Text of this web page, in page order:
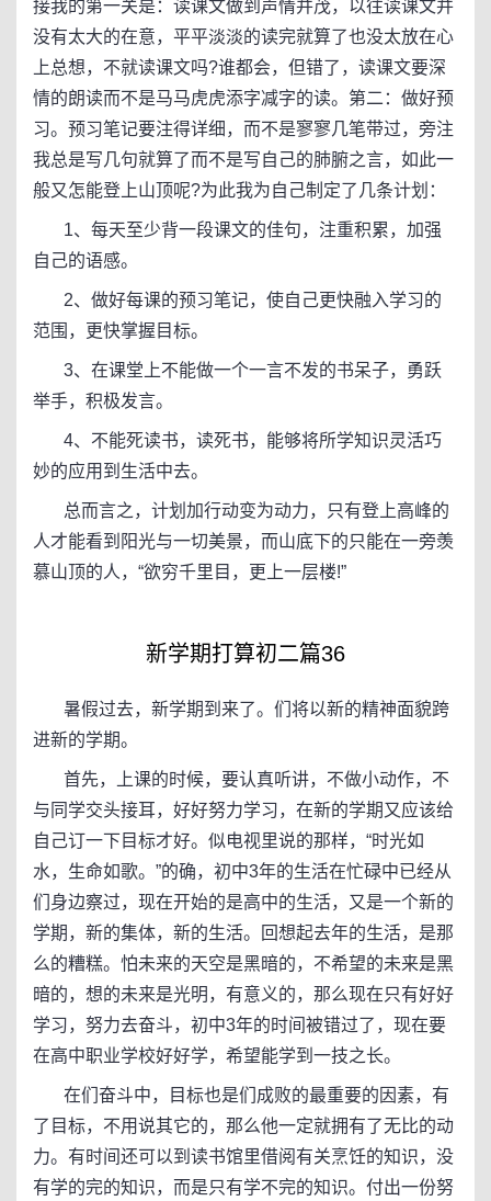
接我的第一关是：读课文做到声情并茂，以往读课文并
没有太大的在意，平平淡淡的读完就算了也没太放在心
上总想，不就读课文吗?谁都会，但错了，读课文要深
情的朗读而不是马马虎虎添字减字的读。第二：做好预
习。预习笔记要注得详细，而不是寥寥几笔带过，旁注
我总是写几句就算了而不是写自己的肺腑之言，如此一
般又怎能登上山顶呢?为此我为自己制定了几条计划：
1、每天至少背一段课文的佳句，注重积累，加强
自己的语感。
2、做好每课的预习笔记，使自己更快融入学习的
范围，更快掌握目标。
3、在课堂上不能做一个一言不发的书呆子，勇跃
举手，积极发言。
4、不能死读书，读死书，能够将所学知识灵活巧
妙的应用到生活中去。
总而言之，计划加行动变为动力，只有登上高峰的
人才能看到阳光与一切美景，而山底下的只能在一旁羡
慕山顶的人，“欲穷千里目，更上一层楼!”
新学期打算初二篇36
暑假过去，新学期到来了。们将以新的精神面貌跨
进新的学期。
首先，上课的时候，要认真听讲，不做小动作，不
与同学交头接耳，好好努力学习，在新的学期又应该给
自己订一下目标才好。似电视里说的那样，“时光如
水，生命如歌。”的确，初中3年的生活在忙碌中已经从
们身边察过，现在开始的是高中的生活，又是一个新的
学期，新的集体，新的生活。回想起去年的生活，是那
么的糟糕。怕未来的天空是黑暗的，不希望的未来是黑
暗的，想的未来是光明，有意义的，那么现在只有好好
学习，努力去奋斗，初中3年的时间被错过了，现在要
在高中职业学校好好学，希望能学到一技之长。
在们奋斗中，目标也是们成败的最重要的因素，有
了目标，不用说其它的，那么他一定就拥有了无比的动
力。有时间还可以到读书馆里借阅有关烹饪的知识，没
有学的完的知识，而是只有学不完的知识。付出一份努